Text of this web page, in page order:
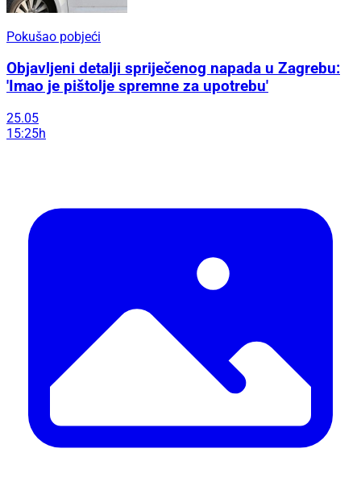
Pokušao pobjeći
Objavljeni detalji spriječenog napada u Zagrebu:
'Imao je pištolje spremne za upotrebu'
25.05
15:25h